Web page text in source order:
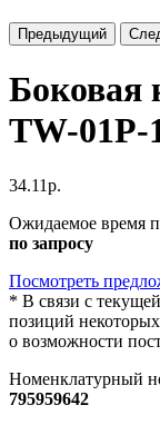
Предыдущий
Боковая
TW-01P-
34.11р.
Ожидаемое время
по запросу
Посмотреть
* В связи с
позиций
о возможности
Номенклатурный
795959642